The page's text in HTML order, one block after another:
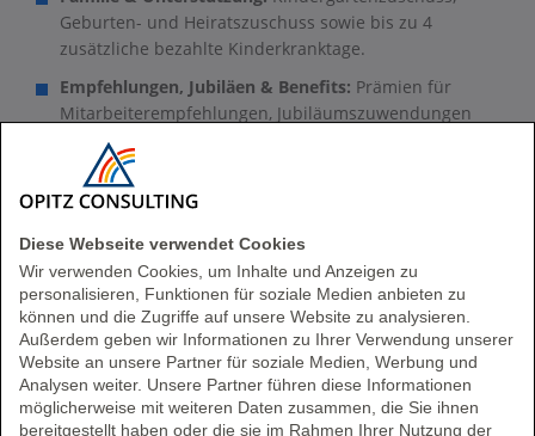
Diese Webseite verwendet Cookies
Wir verwenden Cookies, um Inhalte und Anzeigen zu
personalisieren, Funktionen für soziale Medien anbieten zu
können und die Zugriffe auf unsere Website zu analysieren.
Außerdem geben wir Informationen zu Ihrer Verwendung unserer
Website an unsere Partner für soziale Medien, Werbung und
Analysen weiter. Unsere Partner führen diese Informationen
möglicherweise mit weiteren Daten zusammen, die Sie ihnen
bereitgestellt haben oder die sie im Rahmen Ihrer Nutzung der
Geburten- und Heiratszuschuss sowie bis zu 4
zusätzliche bezahlte Kinderkranktage.
Empfehlungen, Jubiläen & Benefits: Prämien für
Mitarbeiterempfehlungen, Jubiläumszuwendungen
sowie attraktive Mitarbeiterangebote über unser
Corporate-Benefits-Programm.
Sandra Röttger
Senior Human Relations Manager